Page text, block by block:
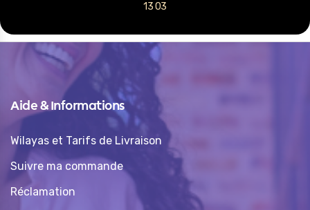
13 03
Aide & Informations
Wilayas et Tarifs de Livraison
Suivre ma commande
Réclamation